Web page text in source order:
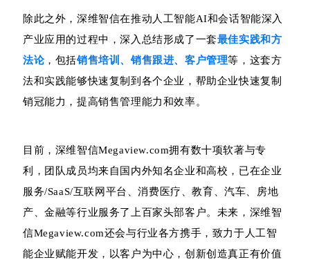
除此之外，深维智信在推动人工智能AI和会话智能深入
产业应用的过程中，深入总结形成了一套最佳实践和方
法论，包括销售培训、销售跟进、客户管理等，这套方
法和实践能够快速复制到各个企业，帮助企业快速复制
销冠能力，提高销售管理能力和效率。
目前，深维智信Megaview.com拥有数十项软著与专
利，团队成员均来自国内外知名企业和高校，已在企业
服务/SaaS/互联网平台、消费医疗、教育、汽车、房地
产、金融等行业服务了上百家头部客户。未来，深维智
信Megaview.com还会与行业各方携手，致力于人工智
能企业赋能开发，以客户为中心，创新创造真正有价值